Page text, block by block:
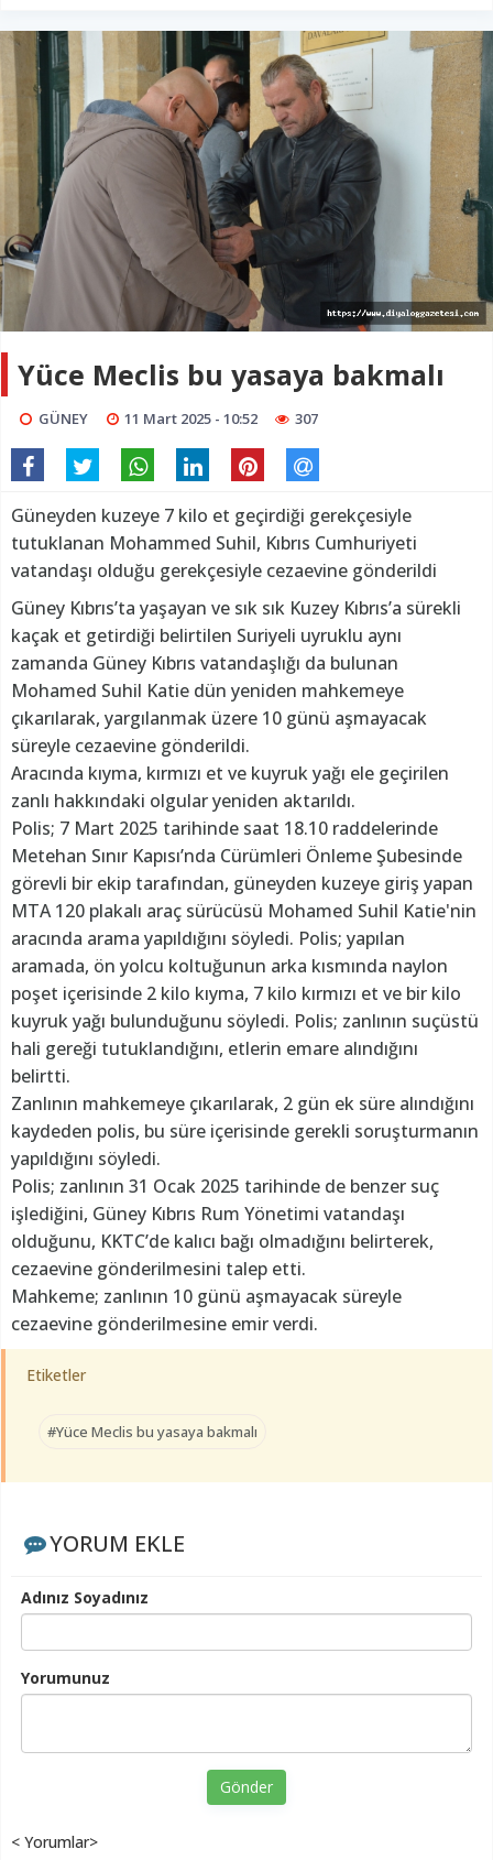
Yüce Meclis bu yasaya bakmalı
GÜNEY 11 Mart 2025 - 10:52 307
Güneyden kuzeye 7 kilo et geçirdiği gerekçesiyle
tutuklanan Mohammed Suhil, Kıbrıs Cumhuriyeti
vatandaşı olduğu gerekçesiyle cezaevine gönderildi
Güney Kıbrıs’ta yaşayan ve sık sık Kuzey Kıbrıs’a sürekli
kaçak et getirdiği belirtilen Suriyeli uyruklu aynı
zamanda Güney Kıbrıs vatandaşlığı da bulunan
Mohamed Suhil Katie dün yeniden mahkemeye
çıkarılarak, yargılanmak üzere 10 günü aşmayacak
süreyle cezaevine gönderildi.
Aracında kıyma, kırmızı et ve kuyruk yağı ele geçirilen
zanlı hakkındaki olgular yeniden aktarıldı.
Polis; 7 Mart 2025 tarihinde saat 18.10 raddelerinde
Metehan Sınır Kapısı’nda Cürümleri Önleme Şubesinde
görevli bir ekip tarafından, güneyden kuzeye giriş yapan
MTA 120 plakalı araç sürücüsü Mohamed Suhil Katie'nin
aracında arama yapıldığını söyledi. Polis; yapılan
aramada, ön yolcu koltuğunun arka kısmında naylon
poşet içerisinde 2 kilo kıyma, 7 kilo kırmızı et ve bir kilo
kuyruk yağı bulunduğunu söyledi. Polis; zanlının suçüstü
hali gereği tutuklandığını, etlerin emare alındığını
belirtti.
Zanlının mahkemeye çıkarılarak, 2 gün ek süre alındığını
kaydeden polis, bu süre içerisinde gerekli soruşturmanın
yapıldığını söyledi.
Polis; zanlının 31 Ocak 2025 tarihinde de benzer suç
işlediğini, Güney Kıbrıs Rum Yönetimi vatandaşı
olduğunu, KKTC’de kalıcı bağı olmadığını belirterek,
cezaevine gönderilmesini talep etti.
Mahkeme; zanlının 10 günü aşmayacak süreyle
cezaevine gönderilmesine emir verdi.
Etiketler
#Yüce Meclis bu yasaya bakmalı
YORUM EKLE
Adınız Soyadınız
Yorumunuz
Gönder
< Yorumlar>